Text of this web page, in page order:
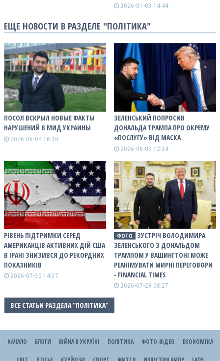
2026-01-03 14:44
ЕЩЕ НОВОСТИ В РАЗДЕЛЕ "ПОЛІТИКА"
ПОСОЛ ВСКРЫЛ НОВЫЕ ФАКТЫ
НАРУШЕНИЙ В МИД УКРАИНЫ
2026-08-04 16:30
ЗЕЛЕНСЬКИЙ ПОПРОСИВ
ДОНАЛЬДА ТРАМПА ПРО ОКРЕМУ
«ПОСЛУГУ» ВІД МАСКА
2026-08-03 12:34
РІВЕНЬ ПІДТРИМКИ СЕРЕД
АМЕРИКАНЦІВ АКТИВНИХ ДІЙ США
В ІРАНІ ЗНИЗИВСЯ ДО РЕКОРДНИХ
ПОКАЗНИКІВ
2026-07-30 14:37
ФОТО
ЗУСТРІЧ ВОЛОДИМИРА
ЗЕЛЕНСЬКОГО З ДОНАЛЬДОМ
ТРАМПОМ У ВАШИНГТОНІ МОЖЕ
РЕАНІМУВАТИ МИРНІ ПЕРЕГОВОРИ
- FINANCIAL TIMES
2026-07-29 08:27
ВСЕ СТАТЬИ РАЗДЕЛА "ПОЛІТИКА"
НАЧАЛО БЛОГИ ВІЙНА В УКРАЇНІ ПОЛІТИКА ФОТО-ВІДЕО ЕКОНОМІКА